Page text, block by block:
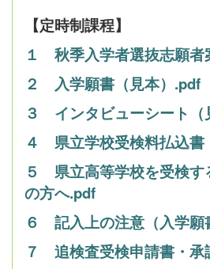
【定時制課程】
１ 秋季入学者選抜志願者
２ 入学願書（見本）.pdf
３ インタビューシート（
４ 県立学校受検料払込書
５ 県立高等学校を受検す
の方へ.pdf
６ 記入上の注意（入学願
７ 追検査受検申請書・承